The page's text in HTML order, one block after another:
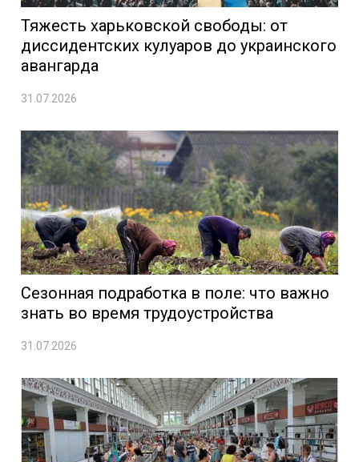
Тяжесть харьковской свободы: от
диссидентских кулуаров до украинского
авангарда
31.07.2026
Сезонная подработка в поле: что важно
знать во время трудоустройства
31.07.2026